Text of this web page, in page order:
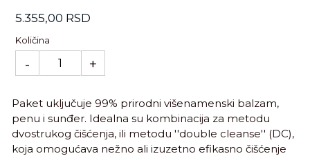
Standardna
cena
5.355,00 RSD
Količina
- +
Paket uključuje 99% prirodni višenamenski balzam,
penu i sunđer. Idealna su kombinacija za metodu
dvostrukog čišćenja, ili metodu ''double cleanse'' (DC),
koja omogućava nežno ali izuzetno efikasno čišćenje